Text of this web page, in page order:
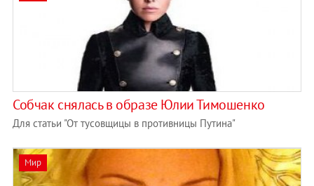
Собчак снялась в образе Юлии Тимошенко
Для статьи "От тусовщицы в противницы Путина"
Мир